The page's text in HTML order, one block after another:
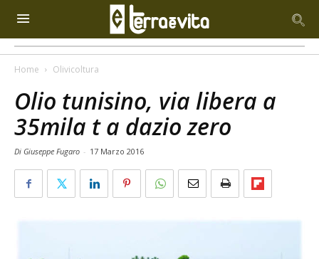
Home Olivicoltura
Olio tunisino, via libera a
35mila t a dazio zero
Di Giuseppe Fugaro - 17 Marzo 2016